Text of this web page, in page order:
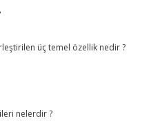
üç temel özellik nedir ?
nelerdir ?